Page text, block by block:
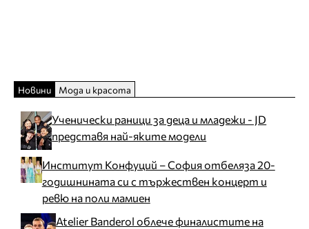
Новини Мода и красота
Ученически раници за деца и младежи - JD
представя най-яките модели
Институт Конфуций – София отбеляза 20-
годишнината си с тържествен концерт и
ревю на поли мамиен
Atelier Banderol облече финалистите на